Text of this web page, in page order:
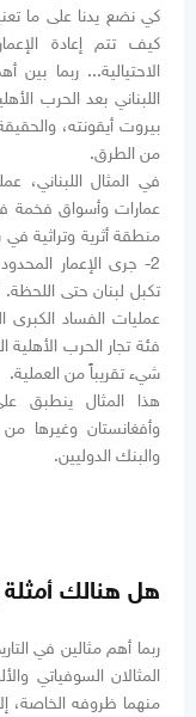
كي نضع يدنا على ما
كيف تتم إعادة
الاحتيالية... ربما بين
اللبناني بعد الحرب
بيروت أيقونته،
من الطرق.
عمارات وأسواق فخمة
منطقة أثرية وتراثية
2- جرى الإعمار
عمليات الفساد
فئة تجار الحرب الأهلية
شيء تقريباً من العملية.
هذا المثال ينطبق
وأفغانستان وغيرها
والبنك الدوليين.
هل هنالك أمثلة
ربما أهم مثالين في
المثالان السوفياتي
منهما ظروفه الخاصة،